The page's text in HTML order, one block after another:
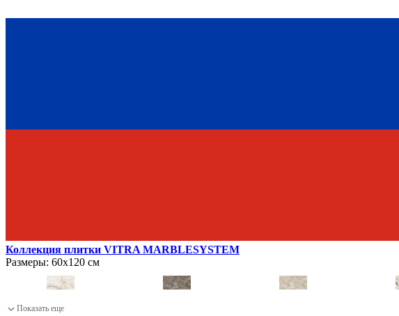
Коллекция плитки VITRA MARBLESYSTEM
Размеры: 60х120 см